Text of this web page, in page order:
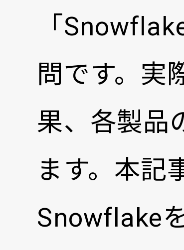
「
問です。実
果、各製品
ます。本記
Snowflake